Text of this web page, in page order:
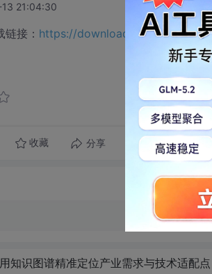
21:04:30
接： https://download.csdn.net/
收藏 分享 转发到动态
知识图谱精准定位产业需求与技术适配